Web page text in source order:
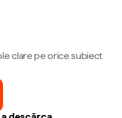
clare pe orice subiect